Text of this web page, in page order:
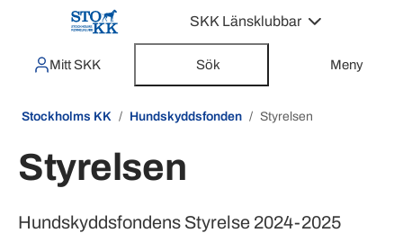
SKK Länsklubbar
Mitt SKK Sök Meny
Stockholms KK Hundskyddsfonden Styrelsen
Styrelsen
Hundskyddsfondens Styrelse 2024-2025